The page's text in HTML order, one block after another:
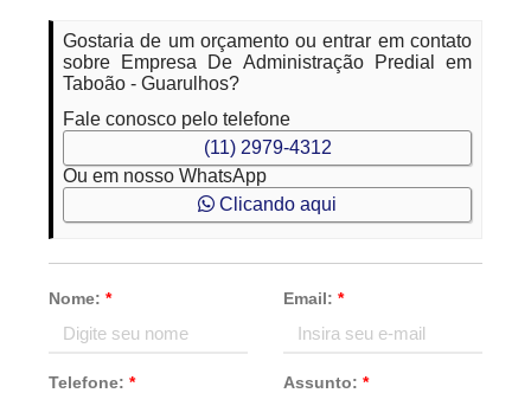
Gostaria de um orçamento ou entrar em contato
sobre Empresa De Administração Predial em
Taboão - Guarulhos?
Fale conosco pelo telefone
(11) 2979-4312
Ou em nosso WhatsApp
Clicando aqui
Nome:* Email: *
Telefone:* Assunto: *